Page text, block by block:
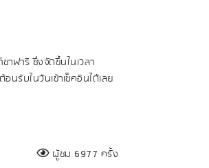
าฟารี ซึ่งจัดขึ้นในเวลา
รับในวันเข้าเช็คอินได้เลย
ผู้ชม 6977 ครั้ง